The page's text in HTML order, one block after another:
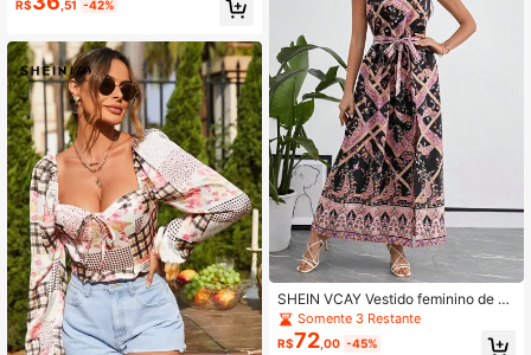
R$ ,51 -42%
SHEIN VCAY Vestido feminino de pe
scoço Halter com fenda alta e esta
mpa de paisley
Somente 3 Restante
R$72 ,00 -45%